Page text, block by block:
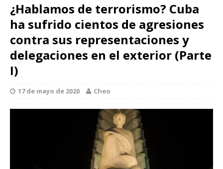
¿Hablamos de terrorismo? Cuba
ha sufrido cientos de agresiones
contra sus representaciones y
delegaciones en el exterior (Parte
I)
17 de mayo de 2020 Cheo